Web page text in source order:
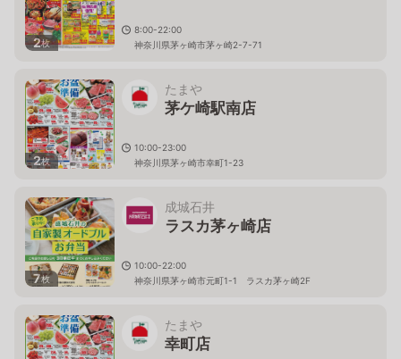
2枚
8:00-22:00
神奈川県茅ヶ崎市茅ヶ崎2-7-71
2枚
たまや
茅ケ崎駅南店
10:00-23:00
神奈川県茅ヶ崎市幸町1-23
7枚
成城石井
ラスカ茅ヶ崎店
10:00-22:00
神奈川県茅ヶ崎市元町1-1 ラスカ茅ヶ崎2F
たまや
幸町店